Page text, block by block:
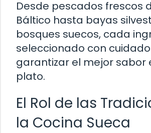
Desde pescados frescos
Báltico hasta bayas
bosques suecos, cada
seleccionado con
garantizar el mejor sabor
plato.
El Rol de las
la Cocina Sueca